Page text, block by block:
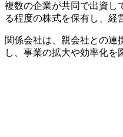
複数の企業が共同で出資し
る程度の株式を保有し、経
関係会社は、親会社との連
し、事業の拡大や効率化を